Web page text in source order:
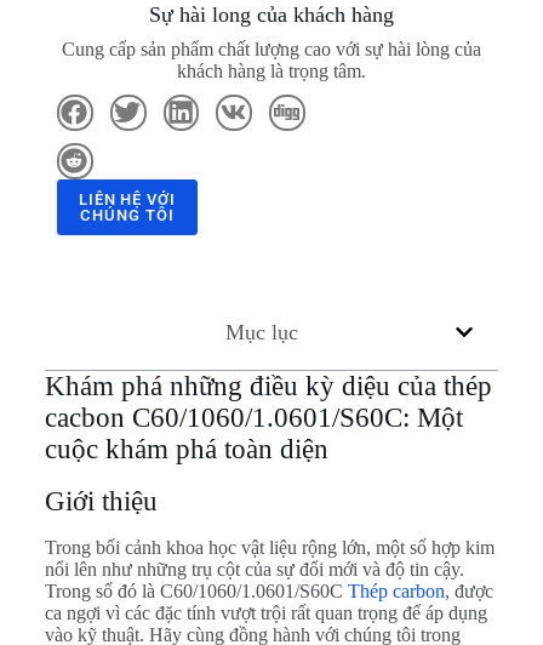
Sự hài long của khách hàng
Cung cấp sản phẩm chất lượng cao với sự hài lòng của
khách hàng là trọng tâm.
LIÊN HỆ VỚI
CHÚNG TÔI
Mục lục
Khám phá những điều kỳ diệu của thép
cacbon C60/1060/1.0601/S60C: Một
cuộc khám phá toàn diện
Giới thiệu
Trong bối cảnh khoa học vật liệu rộng lớn, một số hợp kim
nổi lên như những trụ cột của sự đổi mới và độ tin cậy.
Trong số đó là C60/1060/1.0601/S60C Thép carbon, được
ca ngợi vì các đặc tính vượt trội rất quan trọng để áp dụng
vào kỹ thuật. Hãy cùng đồng hành với chúng tôi trong